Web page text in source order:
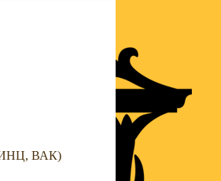
РИНЦ, ВАК)